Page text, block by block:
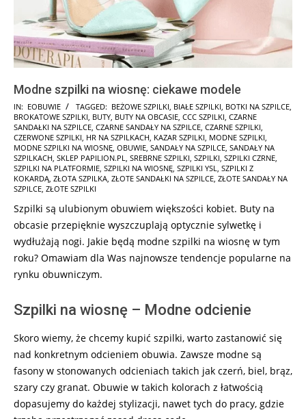
Modne szpilki na wiosnę: ciekawe modele
2025-
01-
27
IN: EOBUWIE TAGGED: BEŻOWE SZPILKI, BIAŁE SZPILKI, BOTKI NA SZPILCE,
BROKATOWE SZPILKI, BUTY, BUTY NA OBCASIE, CCC SZPILKI, CZARNE
SANDAŁKI NA SZPILCE, CZARNE SANDAŁY NA SZPILCE, CZARNE SZPILKI,
CZERWONE SZPILKI, HR NA SZPILKACH, KAZAR SZPILKI, MODNE SZPILKI,
MODNE SZPILKI NA WIOSNĘ, OBUWIE, SANDAŁY NA SZPILCE, SANDAŁY NA
SZPILKACH, SKLEP PAPILION.PL, SREBRNE SZPILKI, SZPILKI, SZPILKI CZRNE,
SZPILKI NA PLATFORMIE, SZPILKI NA WIOSNĘ, SZPILKI YSL, SZPILKI Z
KOKARDĄ, ZŁOTA SZPILKA, ZŁOTE SANDAŁKI NA SZPILCE, ZŁOTE SANDAŁY NA
SZPILCE, ZŁOTE SZPILKI
Szpilki są ulubionym obuwiem większości kobiet. Buty na
obcasie przepięknie wyszczuplają optycznie sylwetkę i
wydłużają nogi. Jakie będą modne szpilki na wiosnę w tym
roku? Omawiam dla Was najnowsze tendencje popularne na
rynku obuwniczym.
Szpilki na wiosnę – Modne odcienie
Skoro wiemy, że chcemy kupić szpilki, warto zastanowić się
nad konkretnym odcieniem obuwia. Zawsze modne są
fasony w stonowanych odcieniach takich jak czerń, biel, brąz,
szary czy granat. Obuwie w takich kolorach z łatwością
dopasujemy do każdej stylizacji, nawet tych do pracy, gdzie